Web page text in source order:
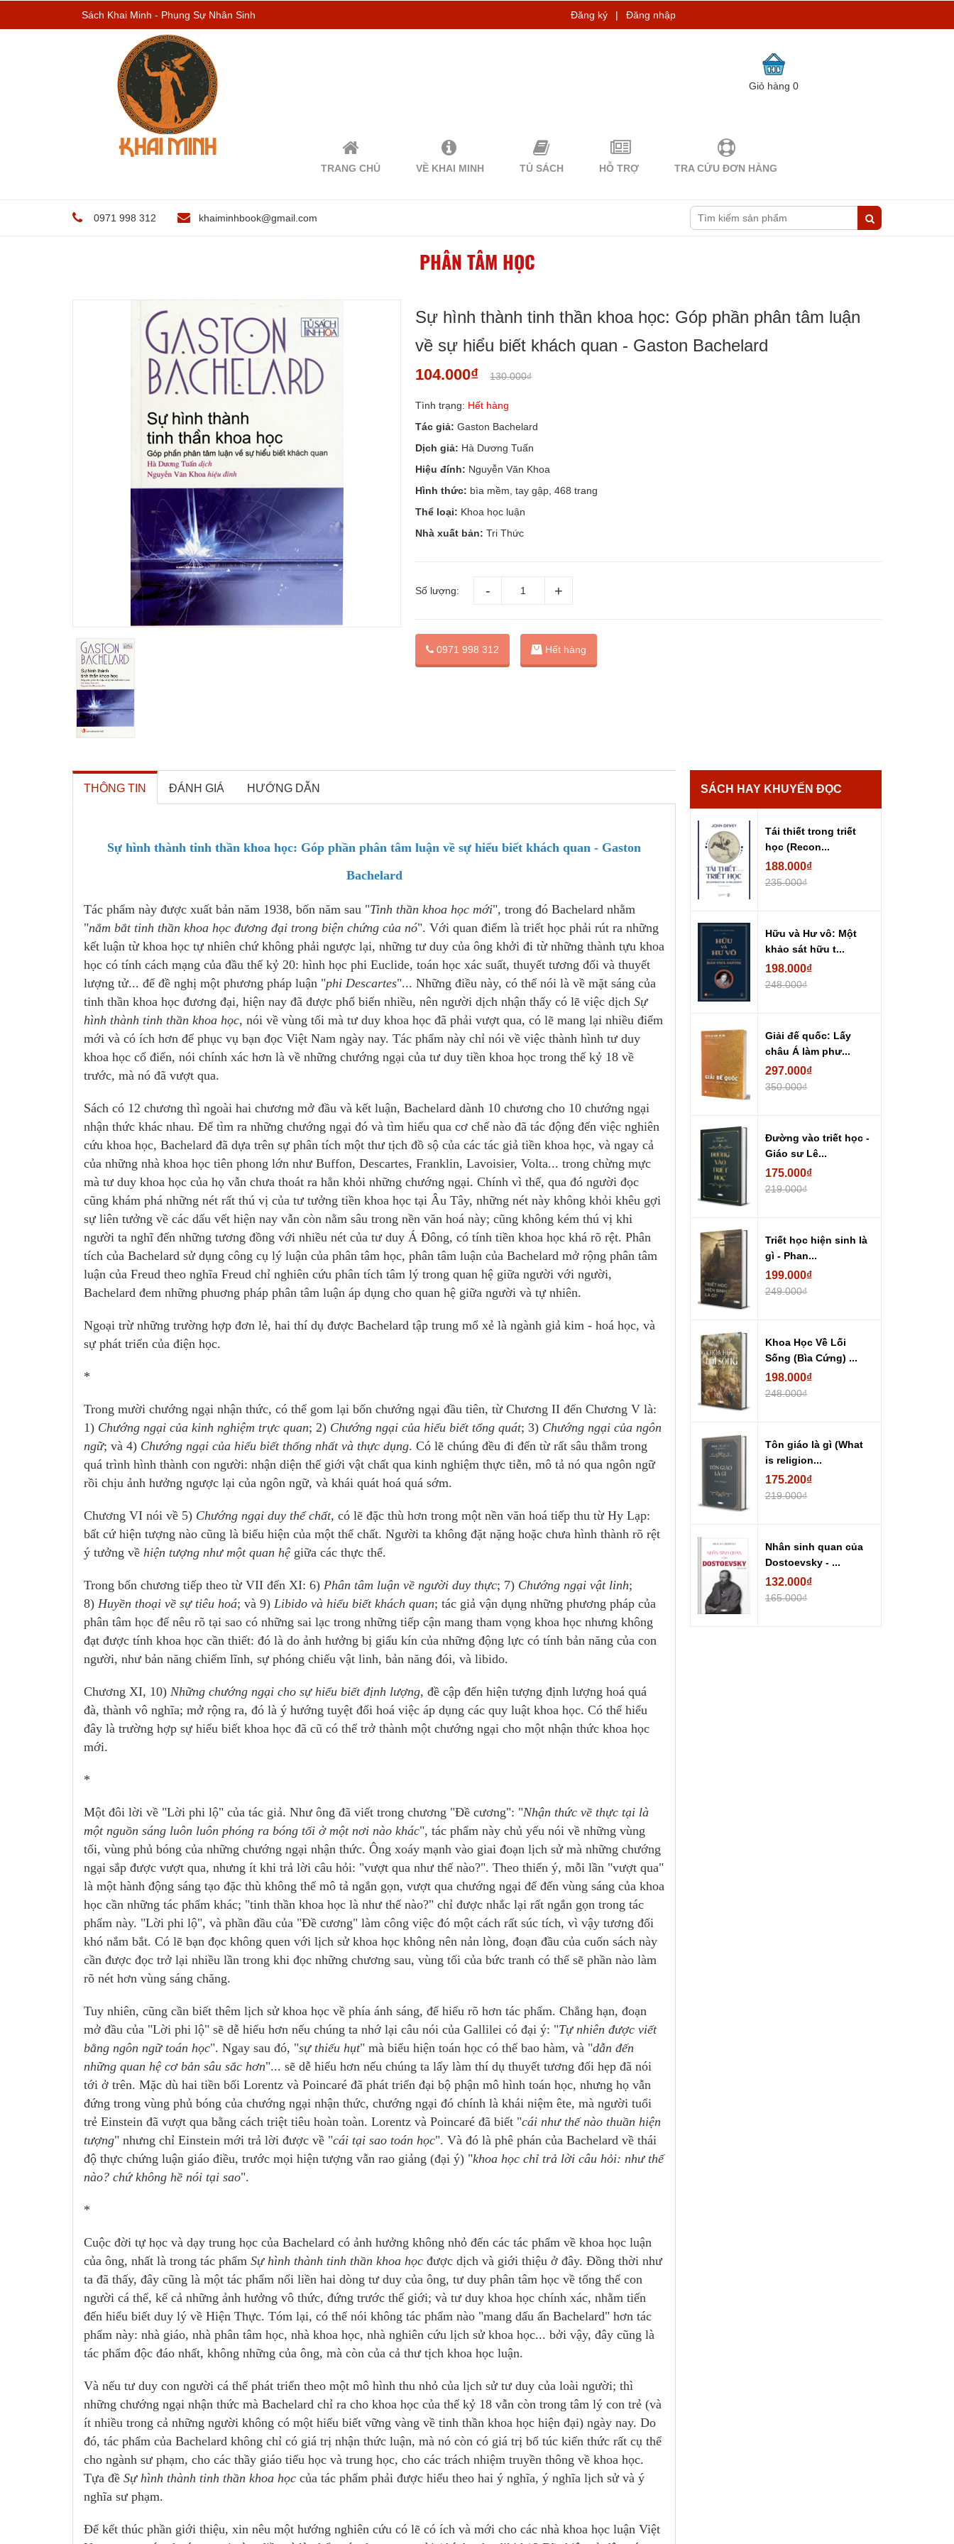
Sách Khai Minh - Phụng Sự Nhân Sinh Đăng ký | Đăng nhập
Giỏ hàng0
TRANG CHỦ VỀ KHAI MINH TỦ SÁCH HỖ TRỢ TRA CỨU ĐƠN HÀNG
0971 998 312 khaiminhbook@gmail.com
PHÂN TÂM HỌC
Sự hình thành tinh thần khoa học: Góp phần phân tâm luận
về sự hiểu biết khách quan - Gaston Bachelard
104.000₫ 130.000₫
Tình trạng: Hết hàng
Tác giả: Gaston Bachelard
Dịch giả: Hà Dương Tuấn
Hiệu đính: Nguyễn Văn Khoa
Hình thức: bìa mềm, tay gập, 468 trang
Thể loại: Khoa học luận
Nhà xuất bản: Tri Thức
Số lượng:
0971 998 312 Hết hàng
THÔNG TIN ĐÁNH GIÁ HƯỚNG DẪN
Sự hình thành tinh thần khoa học: Góp phần phân tâm luận về sự hiểu biết khách quan - Gaston
Bachelard
Tác phẩm này được xuất bản năm 1938, bốn năm sau "Tinh thần khoa học mới", trong đó Bachelard nhằm
"nắm bắt tinh thần khoa học đương đại trong biện chứng của nó". Với quan điểm là triết học phải rút ra những
kết luận từ khoa học tự nhiên chứ không phải ngược lại, những tư duy của ông khởi đi từ những thành tựu khoa
học có tính cách mạng của đầu thế kỷ 20: hình học phi Euclide, toán học xác suất, thuyết tương đối và thuyết
lượng tử... để đề nghị một phương pháp luận "phi Descartes"... Những điều này, có thể nói là về mặt sáng của
tinh thần khoa học đương đại, hiện nay đã được phổ biến nhiều, nên người dịch nhận thấy có lẽ việc dịch Sự
hình thành tinh thần khoa học, nói về vùng tối mà tư duy khoa học đã phải vượt qua, có lẽ mang lại nhiều điểm
mới và có ích hơn để phục vụ bạn đọc Việt Nam ngày nay. Tác phẩm này chỉ nói về việc thành hình tư duy
khoa học cổ điển, nói chính xác hơn là về những chướng ngại của tư duy tiền khoa học trong thế kỷ 18 về
trước, mà nó đã vượt qua.
Sách có 12 chương thì ngoài hai chương mở đầu và kết luận, Bachelard dành 10 chương cho 10 chướng ngại
nhận thức khác nhau. Để tìm ra những chướng ngại đó và tìm hiểu qua cơ chế nào đã tác động đến việc nghiên
cứu khoa học, Bachelard đã dựa trên sự phân tích một thư tịch đồ sộ của các tác giả tiền khoa học, và ngay cả
của những nhà khoa học tiên phong lớn như Buffon, Descartes, Franklin, Lavoisier, Volta... trong chừng mực
mà tư duy khoa học của họ vẫn chưa thoát ra hẳn khỏi những chướng ngại. Chính vì thế, qua đó người đọc
cũng khám phá những nét rất thú vị của tư tưởng tiền khoa học tại Âu Tây, những nét này không khỏi khêu gợi
sự liên tưởng về các dấu vết hiện nay vẫn còn nằm sâu trong nền văn hoá này; cũng không kém thú vị khi
người ta nghĩ đến những tương đồng với nhiều nét của tư duy Á Đông, có tính tiền khoa học khá rõ rệt. Phân
tích của Bachelard sử dụng công cụ lý luận của phân tâm học, phân tâm luận của Bachelard mở rộng phân tâm
luận của Freud theo nghĩa Freud chỉ nghiên cứu phân tích tâm lý trong quan hệ giữa người với người,
Bachelard đem những phuơng pháp phân tâm luận áp dụng cho quan hệ giữa người và tự nhiên.
Ngoại trừ những trường hợp đơn lẻ, hai thí dụ được Bachelard tập trung mổ xẻ là ngành giả kim - hoá học, và
sự phát triển của điện học.
*
Trong mười chướng ngại nhận thức, có thể gom lại bốn chướng ngại đầu tiên, từ Chương II đến Chương V là:
1) Chướng ngại của kinh nghiệm trực quan; 2) Chướng ngại của hiểu biết tổng quát; 3) Chướng ngại của ngôn
ngữ; và 4) Chướng ngại của hiểu biết thống nhất và thực dụng. Có lẽ chúng đều đi đến từ rất sâu thẳm trong
quá trình hình thành con người: nhận diện thế giới vật chất qua kinh nghiệm thực tiễn, mô tả nó qua ngôn ngữ
rồi chịu ảnh hưởng ngược lại của ngôn ngữ, và khái quát hoá quá sớm.
Chương VI nói về 5) Chướng ngại duy thể chất, có lẽ đặc thù hơn trong một nền văn hoá tiếp thu từ Hy Lạp:
bất cứ hiện tượng nào cũng là biểu hiện của một thể chất. Người ta không đặt nặng hoặc chưa hình thành rõ rệt
ý tưởng về hiện tượng như một quan hệ giữa các thực thể.
Trong bốn chương tiếp theo từ VII đến XI: 6) Phân tâm luận về người duy thực; 7) Chướng ngại vật linh;
8) Huyền thoại về sự tiêu hoá; và 9) Libido và hiểu biết khách quan; tác giả vận dụng những phương pháp của
phân tâm học để nêu rõ tại sao có những sai lạc trong những tiếp cận mang tham vọng khoa học nhưng không
đạt được tính khoa học cần thiết: đó là do ảnh hưởng bị giấu kín của những động lực có tính bản năng của con
người, như bản năng chiếm lĩnh, sự phóng chiếu vật linh, bản năng đói, và libido.
Chương XI, 10) Những chướng ngại cho sự hiểu biết định lượng, đề cập đến hiện tượng định lượng hoá quá
đà, thành vô nghĩa; mở rộng ra, đó là ý hướng tuyệt đối hoá việc áp dụng các quy luật khoa học. Có thể hiểu
đây là trường hợp sự hiểu biết khoa học đã cũ có thể trở thành một chướng ngại cho một nhận thức khoa học
mới.
*
Một đôi lời về "Lời phi lộ" của tác giả. Như ông đã viết trong chương "Đề cương": "Nhận thức về thực tại là
một nguồn sáng luôn luôn phóng ra bóng tối ở một nơi nào khác", tác phẩm này chủ yếu nói về những vùng
tối, vùng phủ bóng của những chướng ngại nhận thức. Ông xoáy mạnh vào giai đoạn lịch sử mà những chướng
ngại sắp được vượt qua, nhưng ít khi trả lời câu hỏi: "vượt qua như thế nào?". Theo thiển ý, mỗi lần "vượt qua"
là một hành động sáng tạo đặc thù không thể mô tả ngắn gọn, vượt qua chướng ngại để đến vùng sáng của khoa
học cần những tác phẩm khác; "tinh thần khoa học là như thế nào?" chỉ được nhắc lại rất ngắn gọn trong tác
phẩm này. "Lời phi lộ", và phần đầu của "Đề cương" làm công việc đó một cách rất súc tích, vì vậy tương đối
khó nắm bắt. Có lẽ bạn đọc không quen với lịch sử khoa học không nên nản lòng, đoạn đầu của cuốn sách này
cần được đọc trở lại nhiều lần trong khi đọc những chương sau, vùng tối của bức tranh có thể sẽ phần nào làm
rõ nét hơn vùng sáng chăng.
Tuy nhiên, cũng cần biết thêm lịch sử khoa học về phía ánh sáng, để hiểu rõ hơn tác phẩm. Chẳng hạn, đoạn
mở đầu của "Lời phi lộ" sẽ dễ hiểu hơn nếu chúng ta nhớ lại câu nói của Gallilei có đại ý: "Tự nhiên được viết
bằng ngôn ngữ toán học". Ngay sau đó, "sự thiếu hụt" mà biểu hiện toán học có thể bao hàm, và "dẫn đến
những quan hệ cơ bản sâu sắc hơn"... sẽ dễ hiểu hơn nếu chúng ta lấy làm thí dụ thuyết tương đối hẹp đã nói
tới ở trên. Mặc dù hai tiền bối Lorentz và Poincaré đã phát triển đại bộ phận mô hình toán học, nhưng họ vẫn
đứng trong vùng phủ bóng của chướng ngại nhận thức, chướng ngại đó chính là khái niệm ête, mà người tuổi
trẻ Einstein đã vượt qua bằng cách triệt tiêu hoàn toàn. Lorentz và Poincaré đã biết "cái như thế nào thuần hiện
tượng" nhưng chỉ Einstein mới trả lời được về "cái tại sao toán học". Và đó là phê phán của Bachelard về thái
độ thực chứng luận giáo điều, trước mọi hiện tượng vẫn rao giảng (đại ý) "khoa học chỉ trả lời câu hỏi: như thế
nào? chứ không hề nói tại sao".
*
Cuộc đời tự học và dạy trung học của Bachelard có ảnh hưởng không nhỏ đến các tác phẩm về khoa học luận
của ông, nhất là trong tác phẩm Sự hình thành tinh thần khoa học được dịch và giới thiệu ở đây. Đồng thời như
ta đã thấy, đây cũng là một tác phẩm nối liền hai dòng tư duy của ông, tư duy phân tâm học về tổng thể con
người cá thể, kể cả những ảnh hưởng vô thức, đứng trước thế giới; và tư duy khoa học chính xác, nhằm tiến
đến hiểu biết duy lý về Hiện Thực. Tóm lại, có thể nói không tác phẩm nào "mang dấu ấn Bachelard" hơn tác
phẩm này: nhà giáo, nhà phân tâm học, nhà khoa học, nhà nghiên cứu lịch sử khoa học... bởi vậy, đây cũng là
tác phẩm độc đáo nhất, không những của ông, mà còn của cả thư tịch khoa học luận.
Và nếu tư duy con người cá thể phát triển theo một mô hình thu nhỏ của lịch sử tư duy của loài người; thì
những chướng ngại nhận thức mà Bachelard chỉ ra cho khoa học của thế kỷ 18 vẫn còn trong tâm lý con trẻ (và
ít nhiều trong cả những người không có một hiểu biết vững vàng về tinh thần khoa học hiện đại) ngày nay. Do
đó, tác phẩm của Bachelard không chỉ có giá trị nhận thức luận, mà nó còn có giá trị bổ túc kiến thức rất cụ thể
cho ngành sư phạm, cho các thầy giáo tiểu học và trung học, cho các trách nhiệm truyền thông về khoa học.
Tựa đề Sự hình thành tinh thần khoa học của tác phẩm phải được hiểu theo hai ý nghĩa, ý nghĩa lịch sử và ý
nghĩa sư phạm.
Để kết thúc phần giới thiệu, xin nêu một hướng nghiên cứu có lẽ có ích và mới cho các nhà khoa học luận Việt
SÁCH HAY KHUYẾN ĐỌC
Tái thiết trong triết
học (Recon...
188.000₫
235.000₫
Hữu và Hư vô: Một
khảo sát hữu t...
198.000₫
248.000₫
Giải đế quốc: Lấy
châu Á làm phư...
297.000₫
350.000₫
Đường vào triết học -
Giáo sư Lê...
175.000₫
219.000₫
Triết học hiện sinh là
gì - Phan...
199.000₫
249.000₫
Khoa Học Về Lối
Sống (Bìa Cứng) ...
198.000₫
248.000₫
Tôn giáo là gì (What
is religion...
175.200₫
219.000₫
Nhân sinh quan của
Dostoevsky - ...
132.000₫
165.000₫